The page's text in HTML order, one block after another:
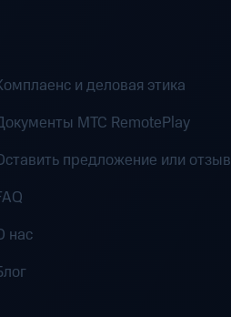
и деловая этика
MTC RemotePlay
предложение или отзыв
нас